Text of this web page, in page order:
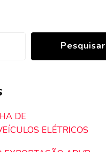
Pesquisar
DE
ELÉTRICOS